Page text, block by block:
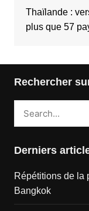
Thaïlande :
plus que 57
Rechercher
Derniers
Répétitions de la
Bangkok